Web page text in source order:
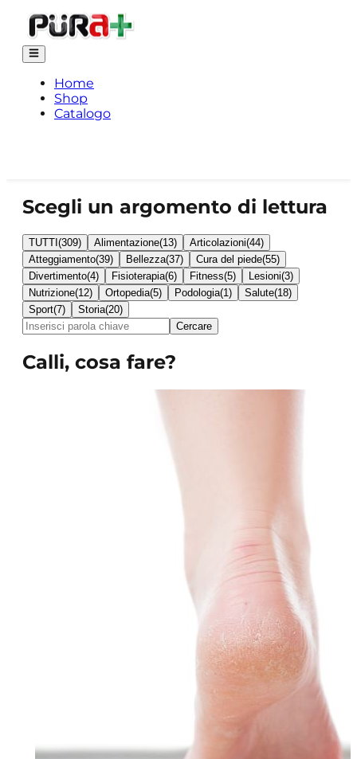
Home
Shop
Catalogo
Scegli un argomento di lettura
TUTTI (309) Alimentazione(13) Articolazioni(44)
Atteggiamento(39) Bellezza(37) Cura del piede(55)
Divertimento(4) Fisioterapia(6) Fitness(5) Lesioni(3)
Nutrizione(12) Ortopedia(5) Podologia(1) Salute(18)
Sport(7) Storia(20)
Cercare
Calli, cosa fare?